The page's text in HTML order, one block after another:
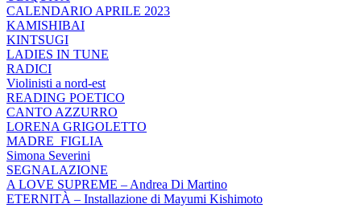
CALENDARIO APRILE 2023
KAMISHIBAI
KINTSUGI
LADIES IN TUNE
RADICI
Violinisti a nord-est
READING POETICO
CANTO AZZURRO
LORENA GRIGOLETTO
MADRE_FIGLIA
Simona Severini
SEGNALAZIONE
A LOVE SUPREME – Andrea Di Martino
ETERNITÀ – Installazione di Mayumi Kishimoto